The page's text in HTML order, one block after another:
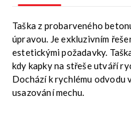
Taška z probarveného
úpravou. Je exkluzivním
estetickými požadavky.
kdy kapky na střeše utváří
Dochází k rychlému odvodu
usazování mechu.